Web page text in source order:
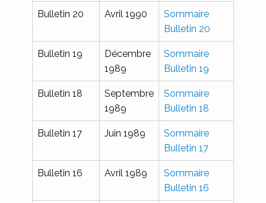
Bulletin 20 Avril 1990
Sommaire
Bulletin 20
Bulletin 19
Décembre
1989
Sommaire
Bulletin 19
Bulletin 18
Septembre
1989
Sommaire
Bulletin 18
Bulletin 17 Juin 1989
Sommaire
Bulletin 17
Bulletin 16 Avril 1989
Sommaire
Bulletin 16